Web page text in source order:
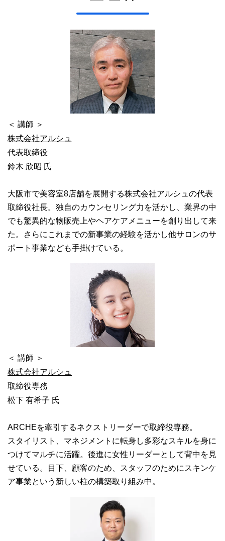
＜ 講師 ＞
株式会社アルシュ
代表取締役
鈴木 欣昭 氏
大阪市で美容室8店舗を展開する株式会社アルシュの代表
取締役社長。独自のカウンセリング力を活かし、業界の中
でも驚異的な物販売上やヘアケアメニューを創り出して来
た。さらにこれまでの新事業の経験を活かし他サロンのサ
ポート事業なども手掛けている。
＜ 講師 ＞
株式会社アルシュ
取締役専務
松下 有希子 氏
ARCHEを牽引するネクストリーダーで取締役専務。
スタイリスト、マネジメントに転身し多彩なスキルを身に
つけてマルチに活躍。後進に女性リーダーとして背中を見
せている。目下、顧客のため、スタッフのためにスキンケ
ア事業という新しい柱の構築取り組み中。